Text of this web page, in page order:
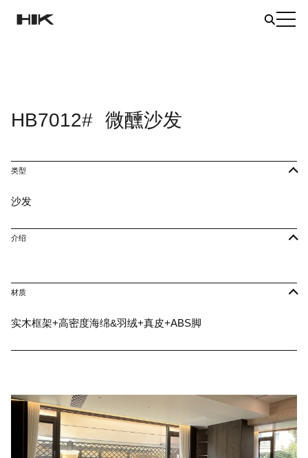
HB7012# 微醺沙发
类型
沙发
介绍
材质
实木框架+高密度海绵&羽绒+真皮+ABS脚